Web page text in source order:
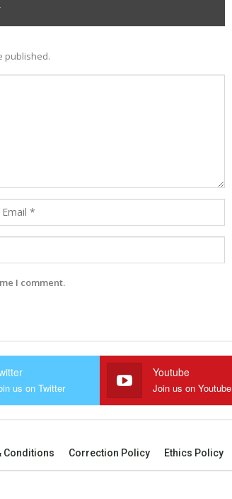
published.
I comment.
us on Twitter
Youtube
Join us on Youtube
Conditions Correction Policy Ethics Policy